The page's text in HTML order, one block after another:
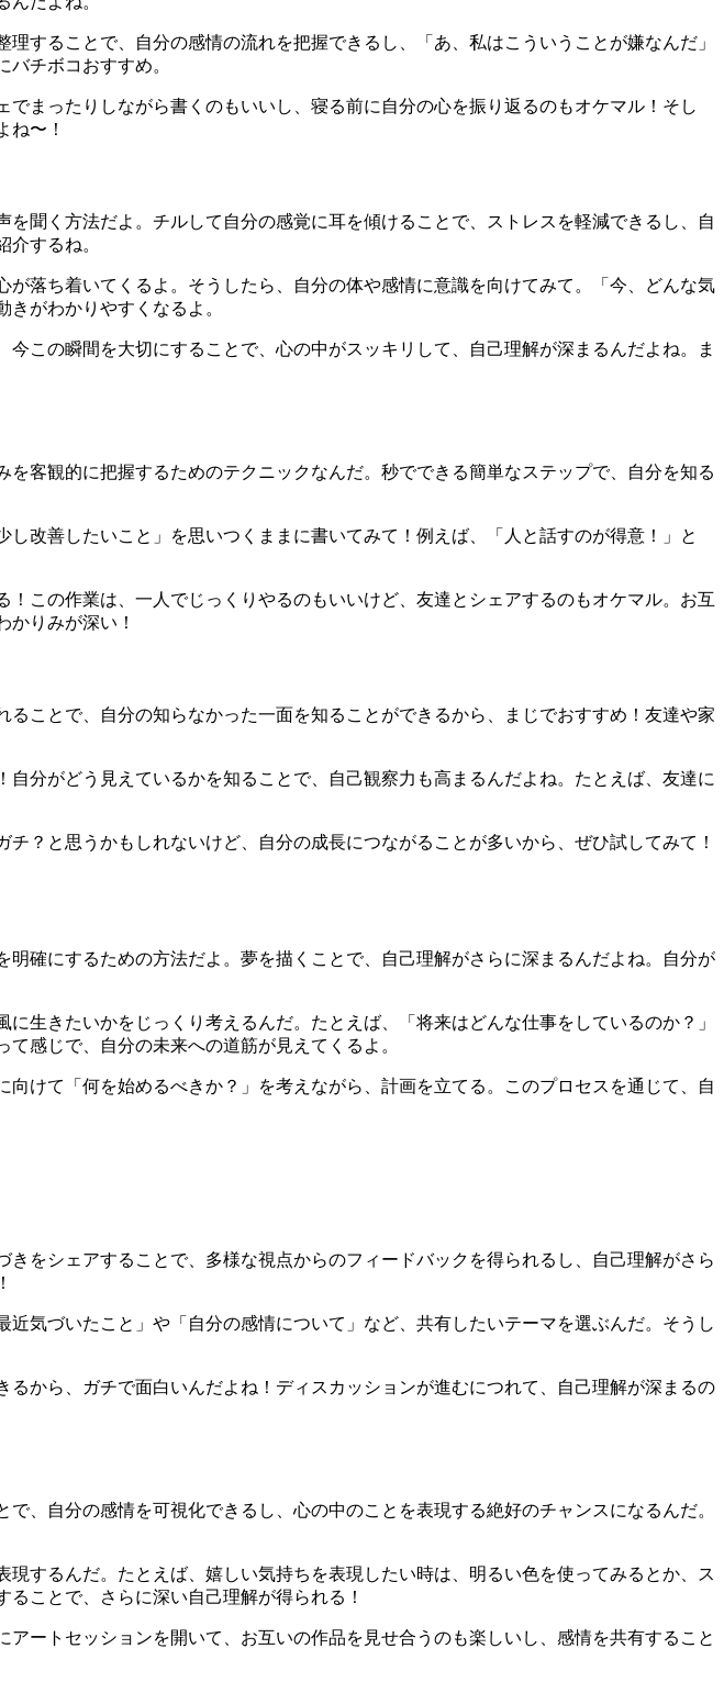
することで、自分の感情の流れを把握できるし、「あ、私はこういうことが嫌なんだ」
チボコおすすめ。
まったりしながら書くのもいいし、寝る前に自分の心を振り返るのもオケマル！そし
ね〜！
聞く方法だよ。チルして自分の感覚に耳を傾けることで、ストレスを軽減できるし、自
するね。
落ち着いてくるよ。そうしたら、自分の体や感情に意識を向けてみて。「今、どんな気
がわかりやすくなるよ。
この瞬間を大切にすることで、心の中がスッキリして、自己理解が深まるんだよね。ま
客観的に把握するためのテクニックなんだ。秒でできる簡単なステップで、自分を知る
改善したいこと」を思いつくままに書いてみて！例えば、「人と話すのが得意！」と
この作業は、一人でじっくりやるのもいいけど、友達とシェアするのもオケマル。お互
りみが深い！
ことで、自分の知らなかった一面を知ることができるから、まじでおすすめ！友達や家
分がどう見えているかを知ることで、自己観察力も高まるんだよね。たとえば、友達に
？と思うかもしれないけど、自分の成長につながることが多いから、ぜひ試してみて！
確にするための方法だよ。夢を描くことで、自己理解がさらに深まるんだよね。自分が
生きたいかをじっくり考えるんだ。たとえば、「将来はどんな仕事をしているのか？」
感じで、自分の未来への道筋が見えてくるよ。
けて「何を始めるべきか？」を考えながら、計画を立てる。このプロセスを通じて、自
をシェアすることで、多様な視点からのフィードバックを得られるし、自己理解がさら
気づいたこと」や「自分の感情について」など、共有したいテーマを選ぶんだ。そうし
から、ガチで面白いんだよね！ディスカッションが進むにつれて、自己理解が深まるの
、自分の感情を可視化できるし、心の中のことを表現する絶好のチャンスになるんだ。
するんだ。たとえば、嬉しい気持ちを表現したい時は、明るい色を使ってみるとか、ス
ことで、さらに深い自己理解が得られる！
ートセッションを開いて、お互いの作品を見せ合うのも楽しいし、感情を共有すること